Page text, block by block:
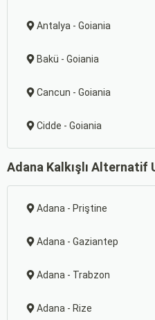
Antalya - Goiania
Bakü - Goiania
Cancun - Goiania
Cidde - Goiania
Adana Kalkışlı Alternatif
Adana - Priştine
Adana - Gaziantep
Adana - Trabzon
Adana - Rize